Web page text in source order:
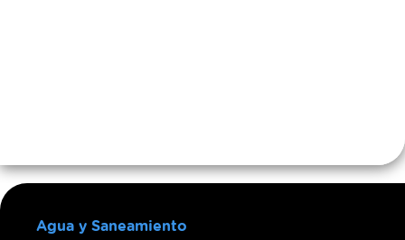
Agua y Saneamiento